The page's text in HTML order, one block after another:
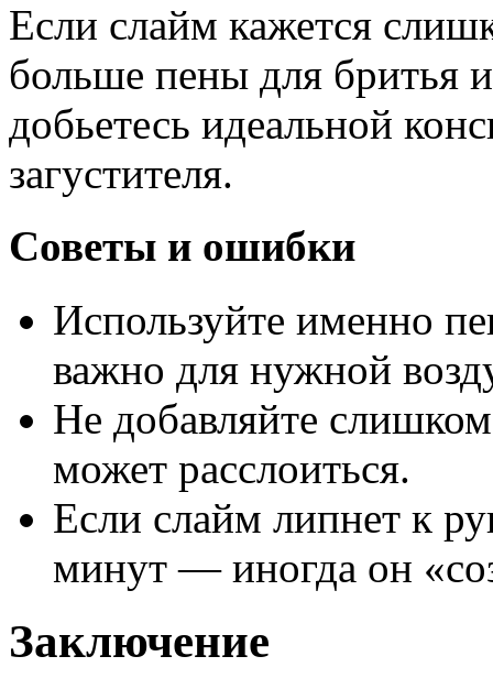
Если слайм кажется
больше пены для бритья
добьетесь идеальной
загустителя.
Советы и ошибки
Используйте именно
важно для нужной
Не добавляйте
может расслоиться.
Если слайм липнет к
минут — иногда он
Заключение